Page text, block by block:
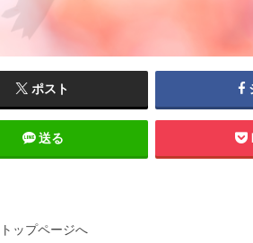
ポスト
送る
トップページへ